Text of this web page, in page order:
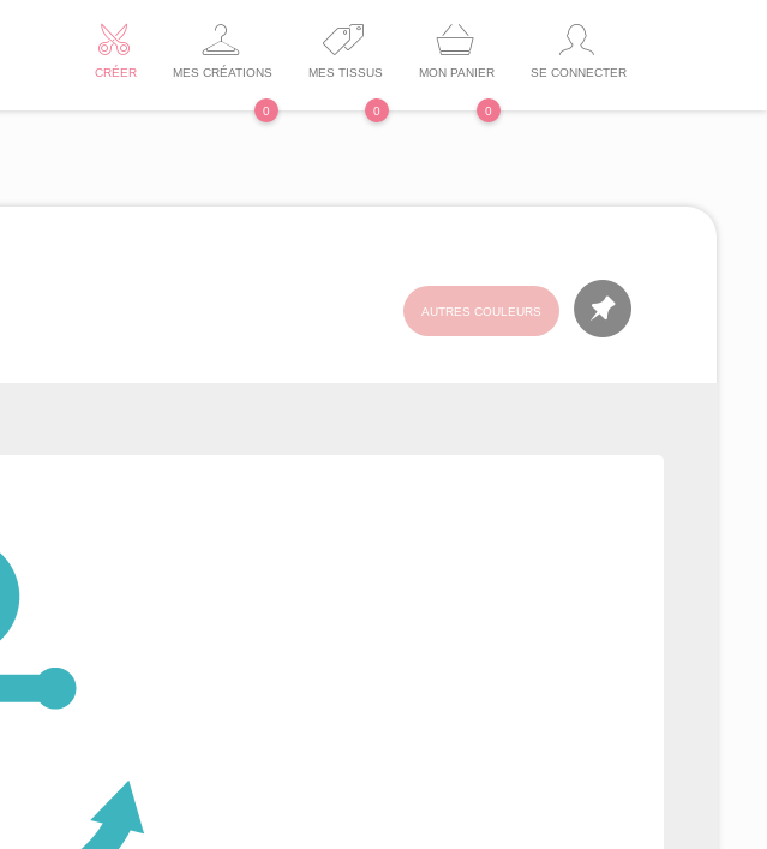
CRÉER MES CRÉATIONS
0
MES TISSUS
0
MON PANIER
0
SE CONNECTER
AUTRES COULEURS